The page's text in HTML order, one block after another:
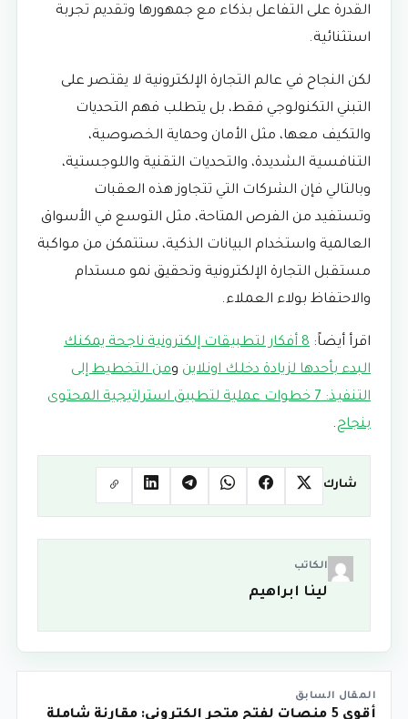
القدرة على التفاعل بذكاء مع جمهورها وتقديم تجربة
استثنائية.
لكن النجاح في عالم التجارة الإلكترونية لا يقتصر على
التبني التكنولوجي فقط، بل يتطلب فهم التحديات
والتكيف معها، مثل الأمان وحماية الخصوصية،
التنافسية الشديدة، والتحديات التقنية واللوجستية،
وبالتالي فإن الشركات التي تتجاوز هذه العقبات
وتستفيد من الفرص المتاحة، مثل التوسع في الأسواق
العالمية واستخدام البيانات الذكية، ستتمكن من مواكبة
مستقبل التجارة الإلكترونية وتحقيق نمو مستدام
والاحتفاظ بولاء العملاء.
اقرأ أيضاً:
8 أفكار لتطبيقات إلكترونية ناجحة يمكنك
البدء بأحدها لزيادة دخلك اونلاين ومن التخطيط إلى
التنفيذ: 7 خطوات عملية لتطبيق استراتيجية المحتوى
بنجاح.
شارك
الكاتب
لينا ابراهيم
المقال السابق
أقوى 5 منصات لفتح متجر الكتروني: مقارنة شاملة